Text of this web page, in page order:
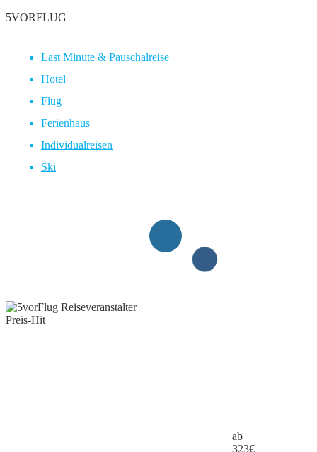
5VORFLUG
Last Minute & Pauschalreise
Hotel
Flug
Ferienhaus
Individualreisen
Ski
Preis-Hit
ab
323€